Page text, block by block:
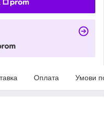
Оплата Умови